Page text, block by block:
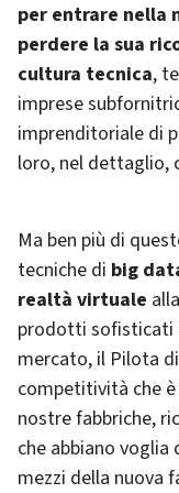
per entrare nella
perdere la sua
cultura tecnica,
imprese
imprenditoriale di
loro, nel dettaglio,
Ma ben più di
tecniche di big
realtà virtuale
prodotti sofisticati
mercato, il Pilota
competitività che
nostre fabbriche,
che abbiano
mezzi della nuova